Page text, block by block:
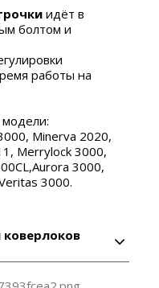
идёт в
болтом и
работы на
Minerva 2020,
Merrylock 3000,
3000,
3000.
коверлоков